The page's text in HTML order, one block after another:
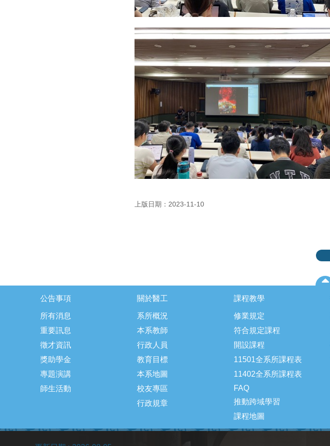
上版日期：2023-11-10
公告事項
所有消息
重要訊息
徵才資訊
獎助學金
專題演講
師生活動
關於醫工
系所概況
本系教師
行政人員
教育目標
本系地圖
校友專區
行政規章
課程教學
修業規定
符合規定課程
開設課程
11501全系所課程表
11402全系所課程表
FAQ
推動跨域學習
課程地圖